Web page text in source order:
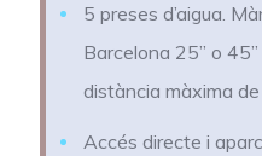
5 preses d’aigua.
Barcelona 25’’ o
distància màxima
Accés directe i